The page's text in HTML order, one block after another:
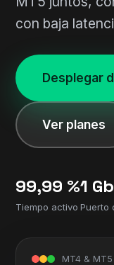
con baja
Desplegar
Ver planes
99,99 %
Tiempo activo
1
Puerto
MT4 & MT5